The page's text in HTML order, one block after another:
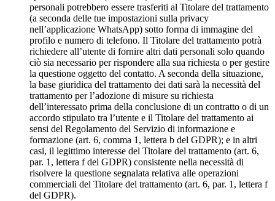
personali potrebbero essere trasferiti al Titolare del trattamento
(a seconda delle tue impostazioni sulla privacy
nell’applicazione WhatsApp) sotto forma di immagine del
profilo e numero di telefono. Il Titolare del trattamento potrà
richiedere all’utente di fornire altri dati personali solo quando
ciò sia necessario per rispondere alla sua richiesta o per gestire
la questione oggetto del contatto. A seconda della situazione,
la base giuridica del trattamento dei dati sarà la necessità del
trattamento per l’adozione di misure su richiesta
dell’interessato prima della conclusione di un contratto o di un
accordo stipulato tra l’utente e il Titolare del trattamento ai
sensi del Regolamento del Servizio di informazione e
formazione (art. 6, comma 1, lettera b del GDPR); e in altri
casi, il legittimo interesse del Titolare del trattamento (art. 6,
par. 1, lettera f del GDPR) consistente nella necessità di
risolvere la questione segnalata relativa alle operazioni
commerciali del Titolare del trattamento (art. 6, par. 1, lettera f
del GDPR).